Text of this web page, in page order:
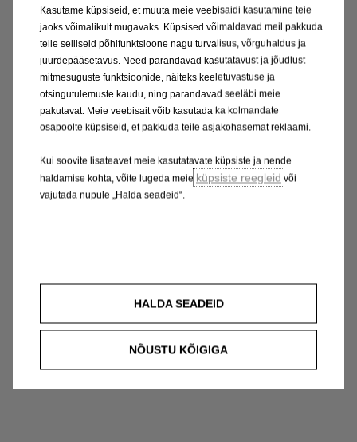
Kasutame küpsiseid, et muuta meie veebisaidi kasutamine teie
jaoks võimalikult mugavaks. Küpsised võimaldavad meil pakkuda
teile selliseid põhifunktsioone nagu turvalisus, võrguhaldus ja
juurdepääsetavus. Need parandavad kasutatavust ja jõudlust
mitmesuguste funktsioonide, näiteks keeletuvastuse ja
otsingutulemuste kaudu, ning parandavad seeläbi meie
pakutavat. Meie veebisait võib kasutada ka kolmandate
osapoolte küpsiseid, et pakkuda teile asjakohasemat reklaami.
Kui soovite lisateavet meie kasutatavate küpsiste ja nende
haldamise kohta, võite lugeda meie küpsiste reegleid või
vajutada nupule „Halda seadeid“.
HALDA SEADEID
NÕUSTU KÕIGIGA